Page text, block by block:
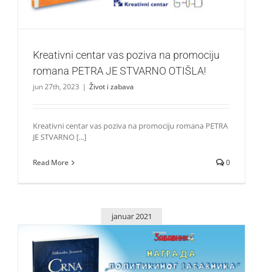
Kreativni centar vas poziva na promociju
romana PETRA JE STVARNO OTIŠLA!
jun 27th, 2023 | Život i zabava
Kreativni centar vas poziva na promociju romana PETRA
JE STVARNO [...]
Read More 0
januar 2021